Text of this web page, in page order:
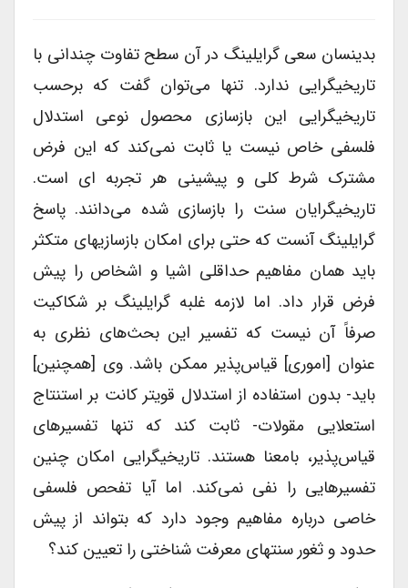
بدینسان سعی گرایلینگ در آن سطح تفاوت چندانی با
تاریخیگرایی ندارد. تنها می‌توان گفت که برحسب
تاریخیگرایی این بازسازی محصول نوعی استدلال
فلسفی خاص نیست یا ثابت نمی‌کند که این فرض
مشترک شرط کلی و پیشینی هر تجربه ای است.
تاریخیگرایان سنت را بازسازی شده می‌دانند. پاسخ
گرایلینگ آنست که حتی برای امکان بازسازیهای متکثر
باید همان مفاهیم حداقلی اشیا و اشخاص را پیش
فرض قرار داد. اما لازمه غلبه گرایلینگ بر شکاکیت
صرفاً آن نیست که تفسیر این بحث‌های نظری به
عنوان [اموری] قیاس‌پذیر ممکن باشد. وی [همچنین]
باید- بدون استفاده از استدلال قویتر کانت بر استنتاج
استعلایی مقولات- ثابت کند که تنها تفسیرهای
قیاس‌پذیر، بامعنا هستند. تاریخیگرایی امکان چنین
تفسیرهایی را نفی نمی‌کند. اما آیا تفحص فلسفی
خاصی درباره مفاهیم وجود دارد که بتواند از پیش
حدود و ثغور سنتهای معرفت شناختی را تعیین کند؟